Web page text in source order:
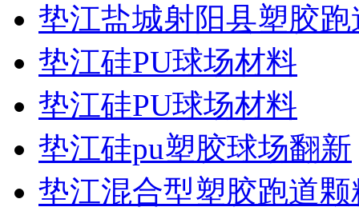
垫江盐城射阳县塑胶跑
垫江硅PU球场材料
垫江硅PU球场材料
垫江硅pu塑胶球场翻新
垫江混合型塑胶跑道颗